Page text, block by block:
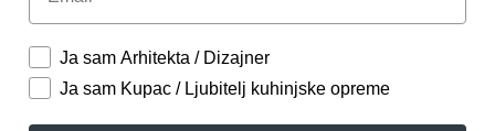
Ja sam Arhitekta / Dizajner
Ja sam Kupac / Ljubitelj kuhinjske opreme